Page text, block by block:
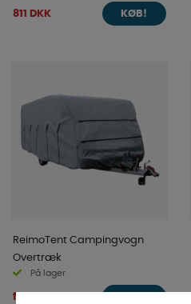
811 DKK KØB!
ReimoTent Campingvogn
Overtræk
På lager
fra 1 681 DKK